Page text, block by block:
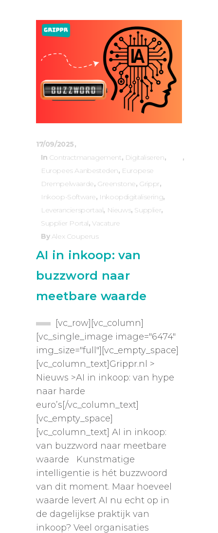
17/09/2025
In Contractmanagement, Digitaliseren,
Europees Aanbesteden, Europese
Drempelwaarde, Greenstone, Grippr,
Inkoop-Software, Inkoopdigitalisering,
Leveranciersportaal, Nieuws, Supplier,
Supplier Portal,Vacature
ByAlex Couperus
AI in inkoop: van
buzzword naar
meetbare waarde
[vc_row][vc_column]
[vc_single_image image="6474"
img_size="full"][vc_empty_space]
[vc_column_text]Grippr.nl >
Nieuws >AI in inkoop: van hype
naar harde
euro’s[/vc_column_text]
[vc_empty_space]
[vc_column_text] AI in inkoop:
van buzzword naar meetbare
waarde Kunstmatige
intelligentie is hét buzzwoord
van dit moment. Maar hoeveel
waarde levert AI nu echt op in
de dagelijkse praktijk van
inkoop? Veel organisaties